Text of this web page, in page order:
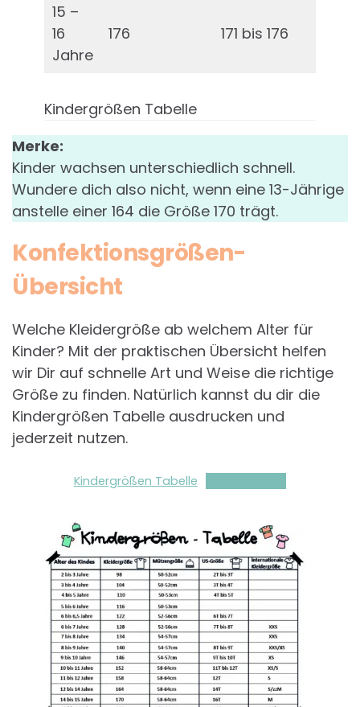
15 –
16
Jahre
176 171 bis 176
Kindergrößen Tabelle
Merke:
Kinder wachsen unterschiedlich schnell.
Wundere dich also nicht, wenn eine 13-Jährige
anstelle einer 164 die Größe 170 trägt.
Konfektionsgrößen-
Übersicht
Welche Kleidergröße ab welchem Alter für
Kinder? Mit der praktischen Übersicht helfen
wir Dir auf schnelle Art und Weise die richtige
Größe zu finden. Natürlich kannst du dir die
Kindergrößen Tabelle ausdrucken und
jederzeit nutzen.
Kindergrößen Tabelle